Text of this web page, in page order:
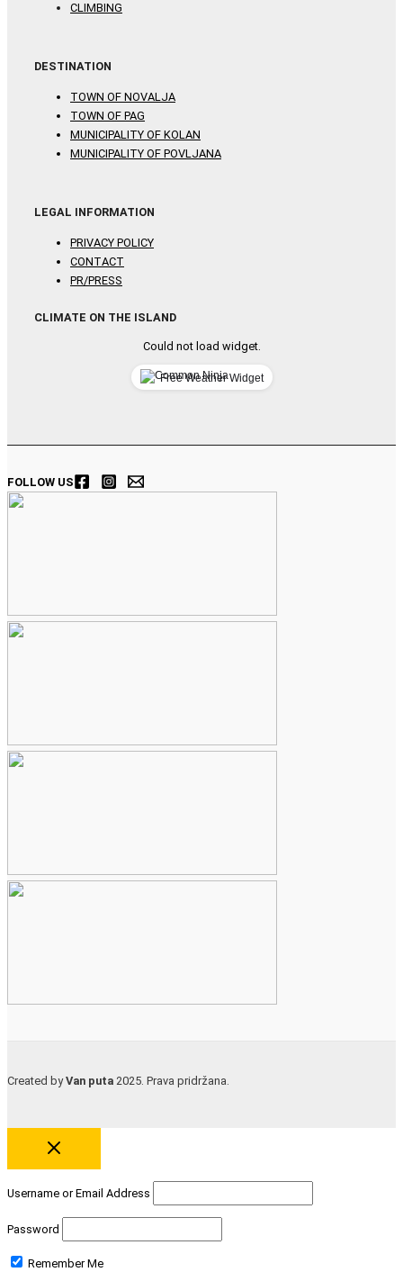
CLIMBING
DESTINATION
TOWN OF NOVALJA
TOWN OF PAG
MUNICIPALITY OF KOLAN
MUNICIPALITY OF POVLJANA
LEGAL INFORMATION
PRIVACY POLICY
CONTACT
PR/PRESS
CLIMATE ON THE ISLAND
Could not load widget.
Free Weather Widget
FOLLOW US
Created byVan puta 2025. Prava pridržana.
Username or Email Address
Password
Remember Me